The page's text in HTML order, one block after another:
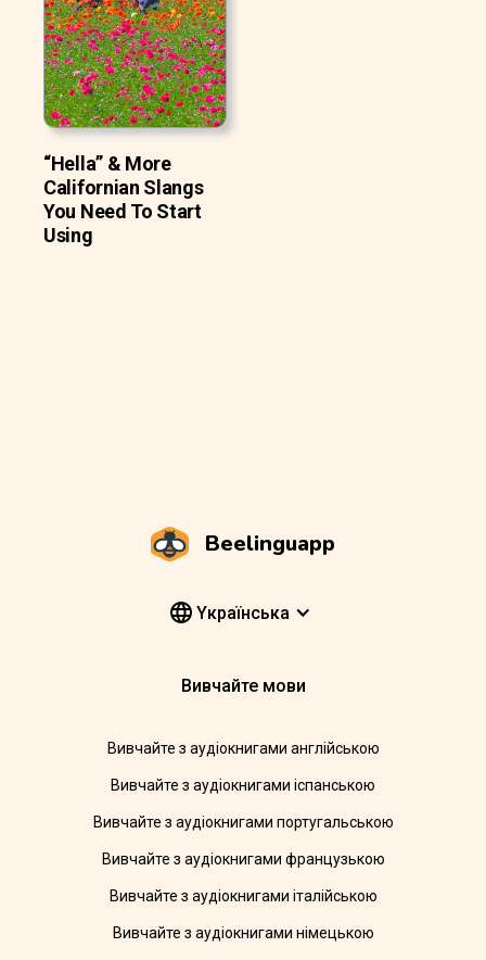
“Hella” & More
Californian Slangs
You Need To Start
Using
Beelinguapp
Yкраїнська
Вивчайте мови
Вивчайте з аудіокнигами англійською
Вивчайте з аудіокнигами іспанською
Вивчайте з аудіокнигами португальською
Вивчайте з аудіокнигами французькою
Вивчайте з аудіокнигами італійською
Вивчайте з аудіокнигами німецькою